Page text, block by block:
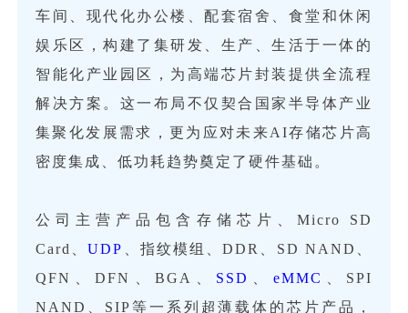
车间、现代化办公楼、配套宿舍、食堂和休闲
娱乐区，构建了集研发、生产、生活于一体的
智能化产业园区，为高端芯片封装提供全流程
解决方案。这一布局不仅契合国家半导体产业
集聚化发展需求，更为应对未来AI存储芯片高
密度集成、低功耗趋势奠定了硬件基础。
公司主营产品包含存储芯片、Micro SD
Card、UDP
、指纹模组、DDR、SD NAND、
QFN、DFN、BGA、 SSD eMMC
、SPI
NAND、SIP等一系列超薄载体的芯片产品，